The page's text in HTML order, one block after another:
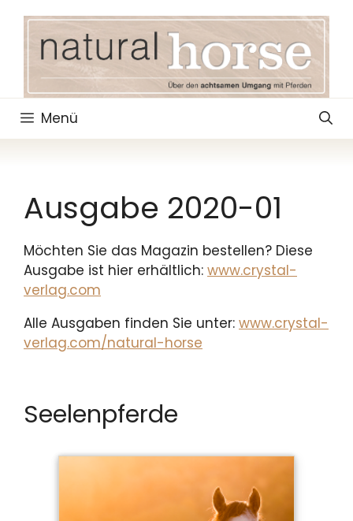
springen
Menü
Ausgabe 2020-01
Möchten Sie das Magazin bestellen? Diese
Ausgabe ist hier erhältlich: www.crystal-
verlag.com
Alle Ausgaben finden Sie unter: www.crystal-
verlag.com/natural-horse
Seelenpferde